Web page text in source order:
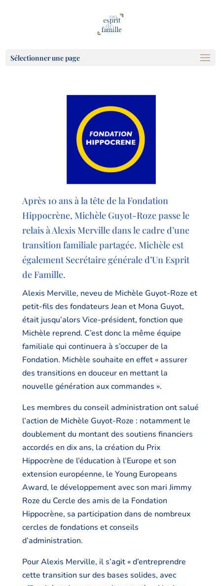
Sélectionner une page
Après 10 ans à la tête de la Fondation
Hippocrène, Michèle Guyot-Roze passe le
relais à Alexis Merville dans le cadre d’une
transition familiale partagée. Michèle est
également Secrétaire générale d’Un Esprit
de Famille.
Alexis Merville, neveu de Michèle Guyot-Roze et
petit-fils des fondateurs Jean et Mona Guyot,
était jusqu’alors Vice-président, fonction que
Michèle reprend. C’est donc la même équipe
familiale qui continuera à s’occuper de la
Fondation. Michèle souhaite en effet « assurer
des transitions en douceur en mettant la
nouvelle génération aux commandes ».
Les membres du conseil administration ont salué
l’action de Michèle Guyot-Roze : notamment le
doublement du montant des soutiens financiers
accordés en dix ans, la création du Prix
Hippocrène de l’éducation à l’Europe et son
extension européenne, le Young Europeans
Award, le développement avec son mari Jimmy
Roze du Cercle des amis de la Fondation
Hippocrène, sa participation dans de nombreux
cercles de fondations et conseils
d’administration.
Pour Alexis Merville, il s’agit « d’entreprendre
cette transition sur des bases solides, avec